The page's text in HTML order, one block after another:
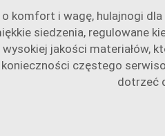
komfort i wagę, hulajnogi dla
siedzenia, regulowane
wysokiej jakości materiałów,
częstego
dotrzeć